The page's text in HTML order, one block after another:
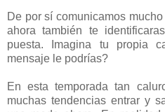
De por sí comunicamos
ahora también te
puesta. Imagina tu propia
mensaje le podrías?
En esta temporada tan
muchas tendencias entrar y